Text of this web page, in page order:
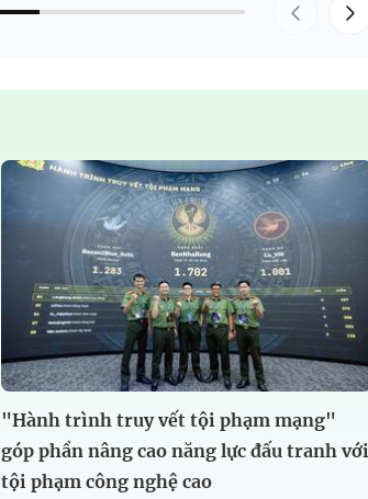
"Hành trình truy vết tội phạm mạng"
góp phần nâng cao năng lực đấu tranh với
tội phạm công nghệ cao